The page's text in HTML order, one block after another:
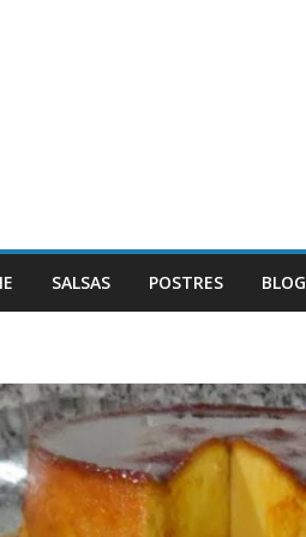
SALSAS POSTRES BLOG